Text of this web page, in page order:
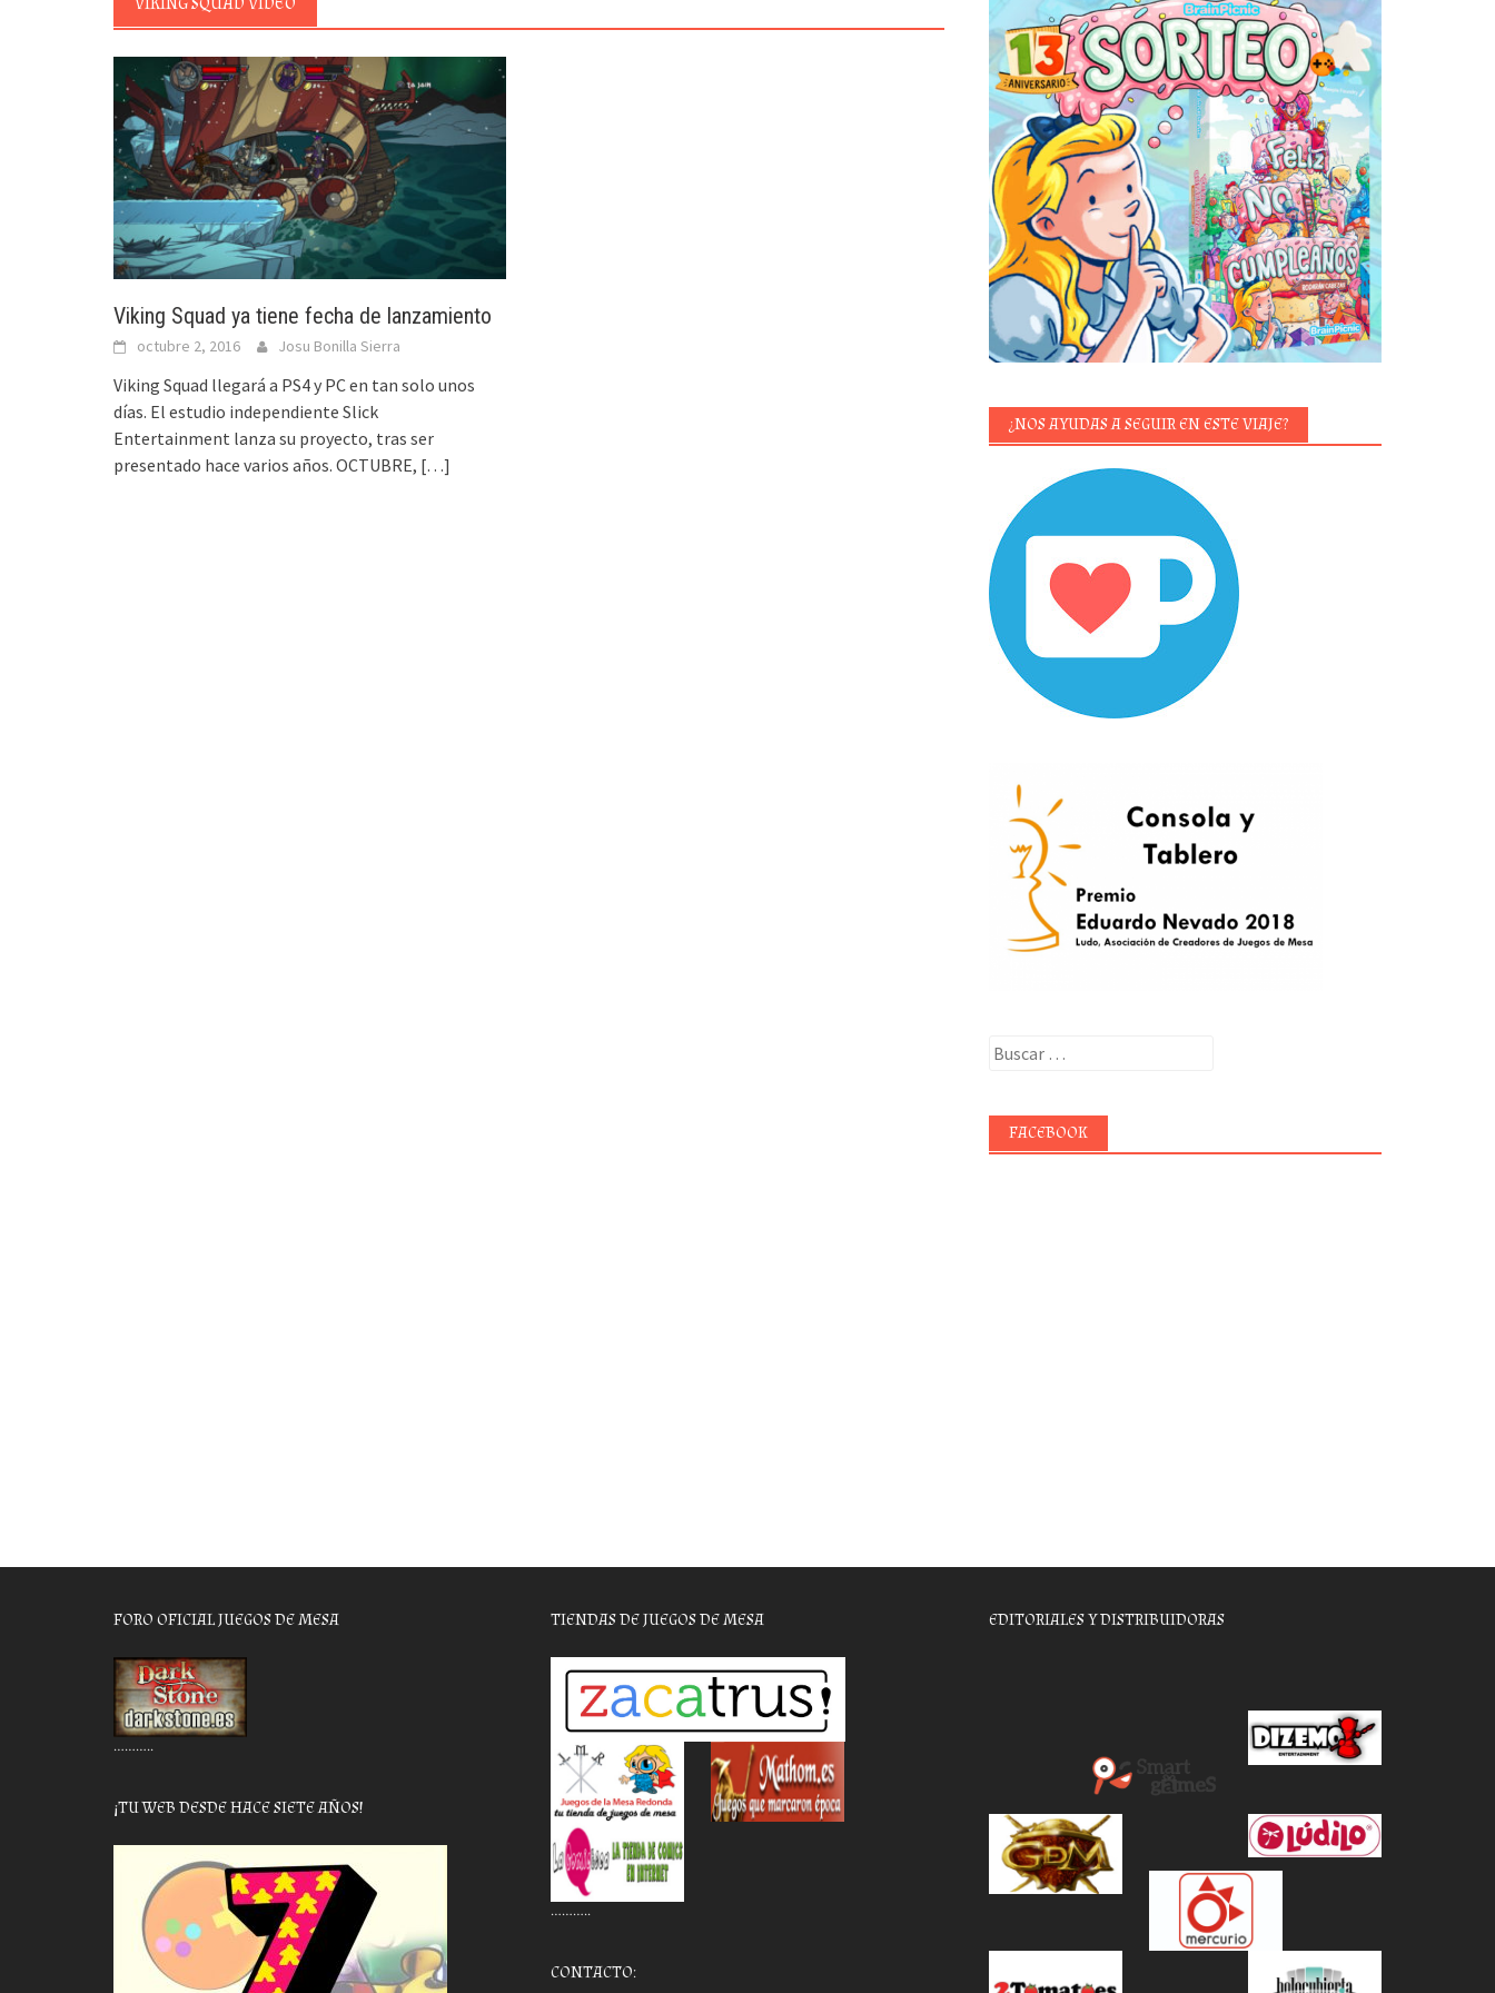
Viking Squad ya tiene fecha de lanzamiento
octubre 2, 2016 Josu Bonilla Sierra
Viking Squad llegará a PS4 y PC en tan solo unos
días. El estudio independiente Slick
Entertainment lanza su proyecto, tras ser
presentado hace varios años. OCTUBRE, […]
¿NOS AYUDAS A SEGUIR EN ESTE VIAJE?
Buscar:
FACEBOOK
FORO OFICIAL JUEGOS DE MESA
………..
¡TU WEB DESDE HACE SIETE AÑOS!
TIENDAS DE JUEGOS DE MESA
………..
CONTACTO:
EDITORIALES Y DISTRIBUIDORAS